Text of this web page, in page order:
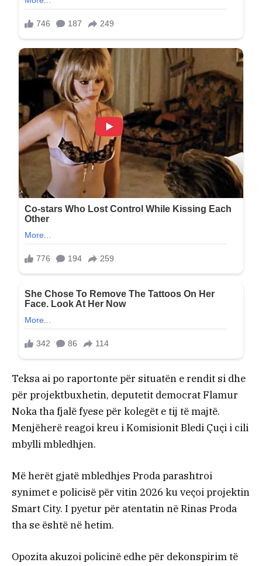
Teksa ai po raportonte për situatën e rendit si dhe
për projektbuxhetin, deputetit democrat Flamur
Noka tha fjalë fyese për kolegët e tij të majtë.
Menjëherë reagoi kreu i Komisionit Bledi Çuçi i cili
mbylli mbledhjen.
Më herët gjatë mbledhjes Proda parashtroi
synimet e policisë për vitin 2026 ku veçoi projektin
Smart City. I pyetur për atentatin në Rinas Proda
tha se është në hetim.
Opozita akuzoi policinë edhe për dekonspirim të